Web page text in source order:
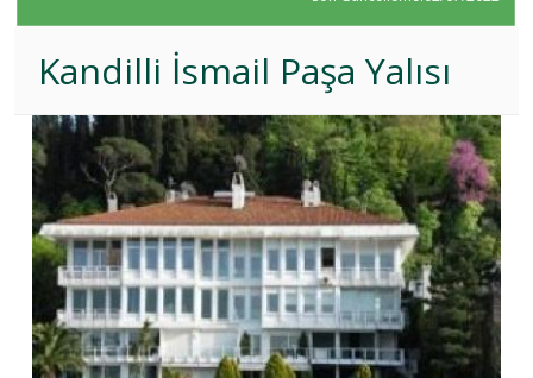
Kandilli İsmail Paşa Yalısı